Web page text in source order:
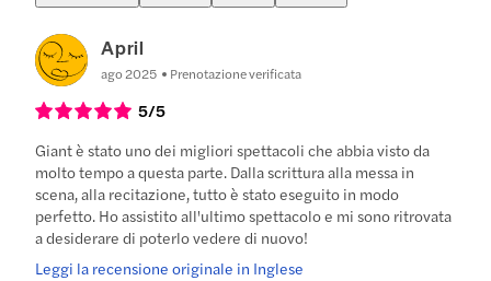
April
ago 2025 Prenotazione verificata
5/5
Giant è stato uno dei migliori spettacoli che abbia visto da
molto tempo a questa parte. Dalla scrittura alla messa in
scena, alla recitazione, tutto è stato eseguito in modo
perfetto. Ho assistito all'ultimo spettacolo e mi sono ritrovata
a desiderare di poterlo vedere di nuovo!
Leggi la recensione originale in Inglese